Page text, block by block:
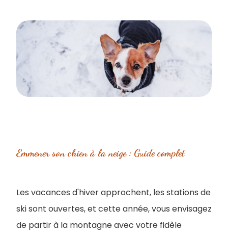
Emmener son chien à la neige​ : Guide complet
Les vacances d'hiver approchent, les stations de
ski sont ouvertes, et cette année, vous envisagez
de partir à la montagne avec votre fidèle